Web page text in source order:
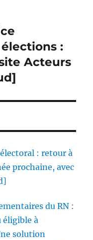
:
Acteurs
: retour à
prochaine, avec
du RN :
éligible à
solution